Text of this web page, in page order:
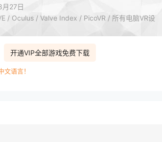
27日
/ Oculus / Valve Index / PicoVR / 所有电脑VR设
开通VIP全部游戏免费下载
文语言！